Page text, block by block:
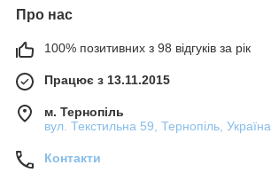
Про нас
100% позитивних з 98 відгуків за рік
Працює з 13.11.2015
м. Тернопіль
вул. Текстильна 59, Тернопіль, Україна
Контакти